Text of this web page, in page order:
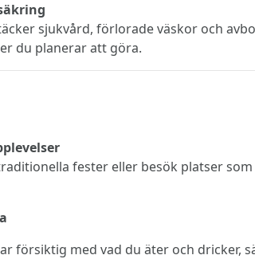
sjukvård, förlorade väskor och
du planerar att göra.
fester eller besök platser
försiktig med vad du äter och dricker,